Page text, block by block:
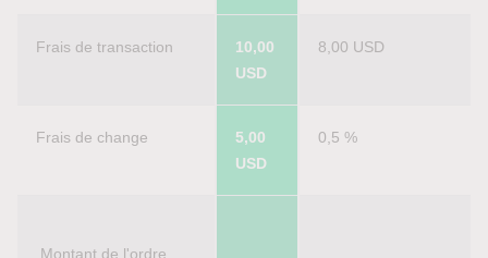
Frais de transaction
10,00
USD
8,00 USD
Frais de change
5,00
USD
0,5 %